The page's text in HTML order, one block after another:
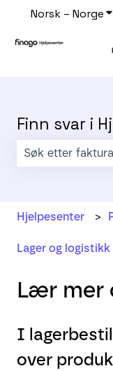
Norsk – Norge
Finn svar i
Hjelpesenter
Lager og logistikk
Lær mer
I
over